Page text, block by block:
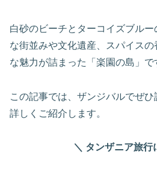
白砂のビーチとターコイズブル
な街並みや文化遺産、スパイス
な魅力が詰まった「楽園の島」で
この記事では、ザンジバルでぜ
詳しくご紹介します。
＼ タンザニア旅行